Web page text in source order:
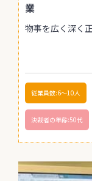
業
物事を広く深く
従業員数:6～10人
決裁者の年齢:50代